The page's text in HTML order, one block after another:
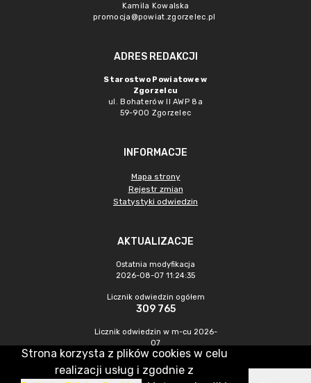
Kamila Kowalska
promocja@powiat.zgorzelec.pl
ADRES REDAKCJI
Starostwo Powiatowe w
Zgorzelcu
ul. Bohaterów II AWP 8a
59-900 Zgorzelec
INFORMACJE
Mapa strony
Rejestr zmian
Statystyki odwiedzin
AKTUALIZACJE
Ostatnia modyfikacja
2026-08-07 11:24:35
Licznik odwiedzin ogółem
309 765
Licznik odwiedzin w m-cu 2026-
07
463
Strona korzysta z plików cookies w celu
realizacji usług i zgodnie z